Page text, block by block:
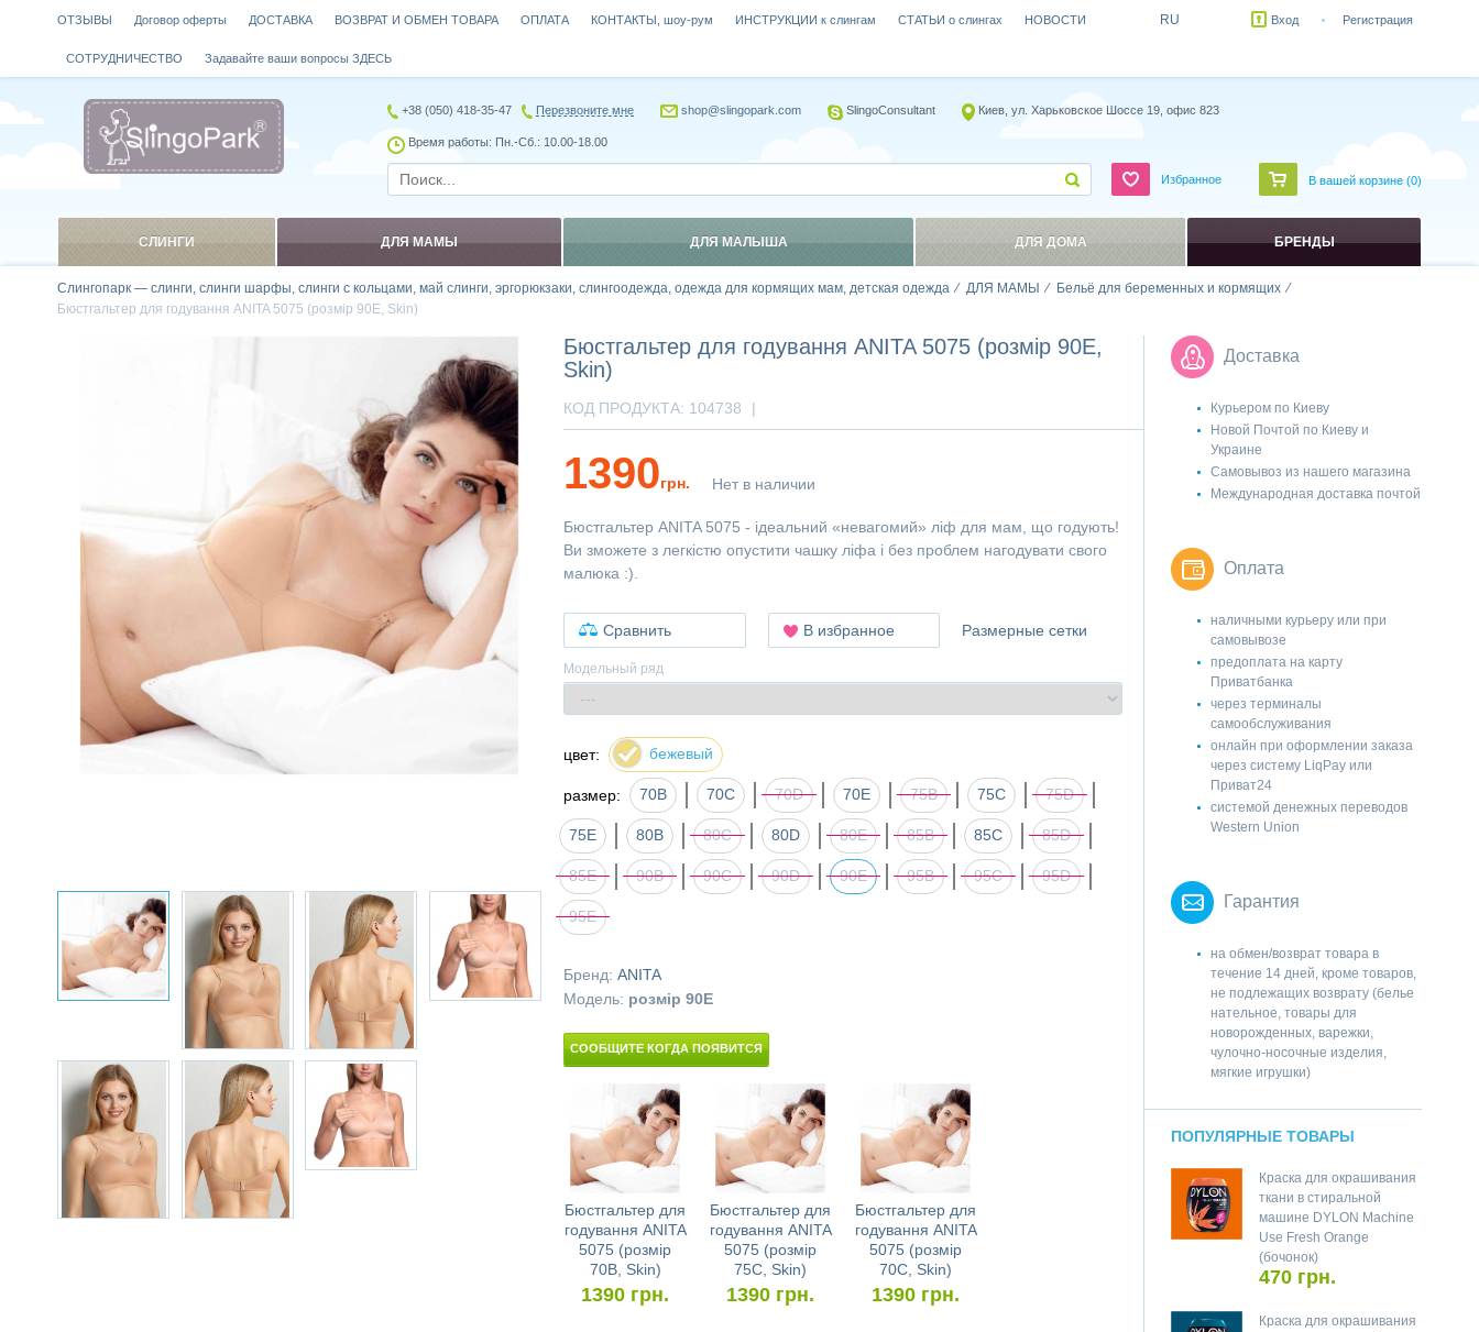
Слингопарк — слинги, слинги шарфы, слинги с кольцами, май слинги, эргорюкзаки, слингоодежда, одежда для кормящих мам, детская одежда ДЛЯ МАМЫ
Бельё для беременных и кормящих
Бюстгальтер для годування ANITA 5075 (розмір 90E, Skin)
Бюстгальтер для годування ANITA 5075 (розмір 90E,
Skin)
КОД ПРОДУКТА: 104738 |
1390грн. Нет в наличии
Бюстгальтер ANITA 5075 - ідеальний «невагомий» ліф для мам, що годують!
Ви зможете з легкістю опустити чашку ліфа і без проблем нагодувати свого
малюка :).
Сравнить В избранное Размерные сетки
Модельный ряд
цвет: бежевый
размер: 70B 70C 70D 70E 75B 75C 75D
75E 80B 80C 80D 80E 85B 85C 85D
85Е 90B 90C 90D 90E 95B 95C 95D
95E
Бренд: ANITA
Модель: розмір 90E
СООБЩИТЕ КОГДА ПОЯВИТСЯ
Бюстгальтер для
годування ANITA
5075 (розмір
70B, Skin)
1390 грн.
Бюстгальтер для
годування ANITA
5075 (розмір
75C, Skin)
1390 грн.
Бюстгальтер для
годування ANITA
5075 (розмір
70C, Skin)
1390 грн.
Доставка
Курьером по Киеву
Новой Почтой по Киеву и
Украине
Самовывоз из нашего магазина
Международная доставка почтой
Оплата
наличными курьеру или при
самовывозе
предоплата на карту
Приватбанка
через терминалы
самообслуживания
онлайн при оформлении заказа
через систему LiqPay или
Приват24
системой денежных переводов
Western Union
Гарантия
на обмен/возврат товара в
течение 14 дней, кроме товаров,
не подлежащих возврату (белье
нательное, товары для
новорожденных, варежки,
чулочно-носочные изделия,
мягкие игрушки)
ПОПУЛЯРНЫЕ ТОВАРЫ
Краска для окрашивания
ткани в стиральной
машине DYLON Machine
Use Fresh Orange
(бочонок)
470 грн.
Краска для окрашивания
ОТЗЫВЫ Договор оферты ДОСТАВКА ВОЗВРАТ И ОБМЕН ТОВАРА ОПЛАТА КОНТАКТЫ, шоу-рум ИНСТРУКЦИИ к слингам СТАТЬИ о слингах НОВОСТИ
СОТРУДНИЧЕСТВО Задавайте ваши вопросы ЗДЕСЬ
RU Вход Регистрация
+38 (050) 418-35-47 Перезвоните мне shop@slingopark.com SlingoConsultant Киев, ул. Харьковское Шоссе 19, офис 823
Время работы: Пн.-Сб.: 10.00-18.00
Избранное В вашей корзине (0)
СЛИНГИ ДЛЯ МАМЫ ДЛЯ МАЛЫША ДЛЯ ДОМА БРЕНДЫ